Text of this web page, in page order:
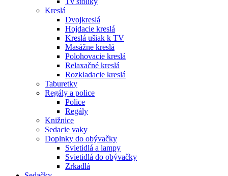
Kreslá
Dvojkreslá
Hojdacie kreslá
Kreslá ušiak k TV
Masážne kreslá
Polohovacie kreslá
Relaxačné kreslá
Rozkladacie kreslá
Taburetky
Regály a police
Police
Regály
Knižnice
Sedacie vaky
Doplnky do obývačky
Svietidlá a lampy
Svietidlá do obývačky
Zrkadlá